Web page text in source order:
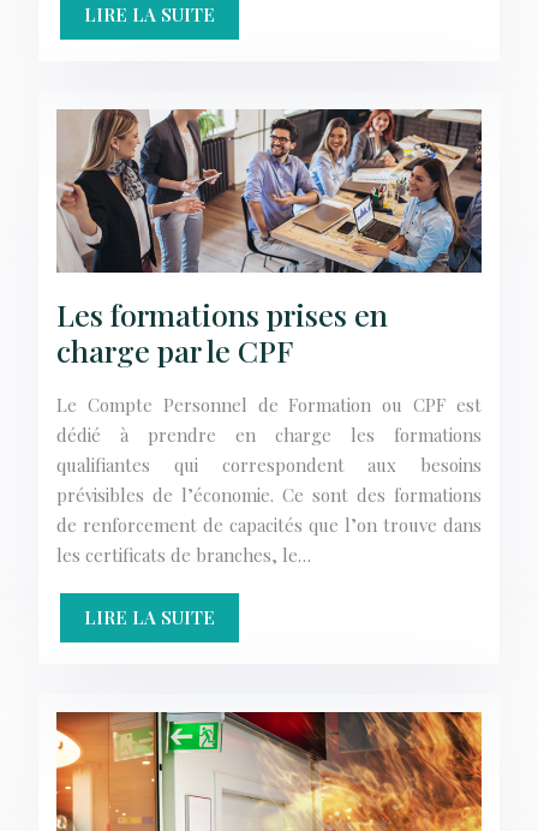
LIRE LA SUITE
Les formations prises en
charge par le CPF
Le Compte Personnel de Formation ou CPF est
dédié à prendre en charge les formations
qualifiantes qui correspondent aux besoins
prévisibles de l’économie. Ce sont des formations
de renforcement de capacités que l’on trouve dans
les certificats de branches, le…
LIRE LA SUITE